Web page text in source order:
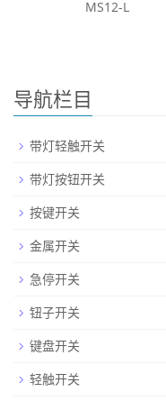
MS12-L
导航栏目
带灯轻触开关
带灯按钮开关
按键开关
金属开关
急停开关
钮子开关
键盘开关
轻触开关